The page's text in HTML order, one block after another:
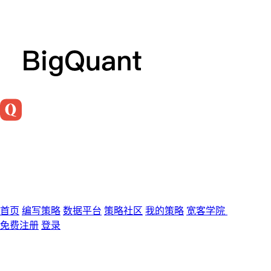
首页 编写策略 数据平台 策略社区 我的策略 宽客学院
免费注册 登录